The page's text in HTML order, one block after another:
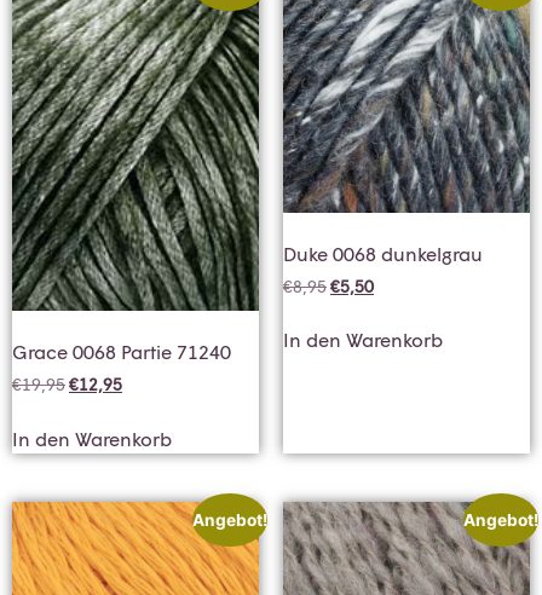
Grace 0068 Partie 71240
€19,95€12,95
In den Warenkorb
Duke 0068 dunkelgrau
€8,95€5,50
In den Warenkorb
Angebot! Angebot!